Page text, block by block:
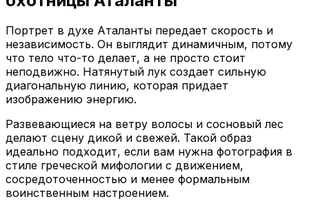
Портрет в духе Аталанты передает скорость и
независимость. Он выглядит динамичным, потому
что тело что-то делает, а не просто стоит
неподвижно. Натянутый лук создает сильную
диагональную линию, которая придает
изображению энергию.
Развевающиеся на ветру волосы и сосновый лес
делают сцену дикой и свежей. Такой образ
идеально подходит, если вам нужна фотография в
стиле греческой мифологии с движением,
сосредоточенностью и менее формальным
воинственным настроением.